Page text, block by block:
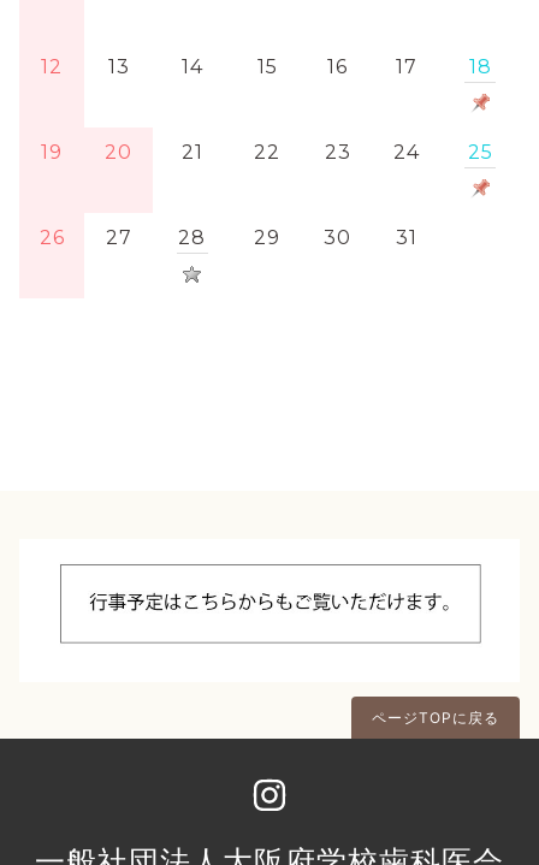
12 13 14 15 16 17 18
19 20 21 22 23 24 25
26 27 28 29 30 31
ページTOPに戻る